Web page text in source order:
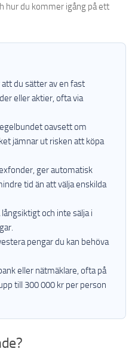
hur du kommer igång på ett
du sätter av en fast
eller aktier, ofta via
oavsett om
jämnar ut risken att köpa
ger automatisk
tid än att välja enskilda
och inte sälja i
pengar du kan behöva
eller nätmäklare, ofta på
till 300 000 kr per person